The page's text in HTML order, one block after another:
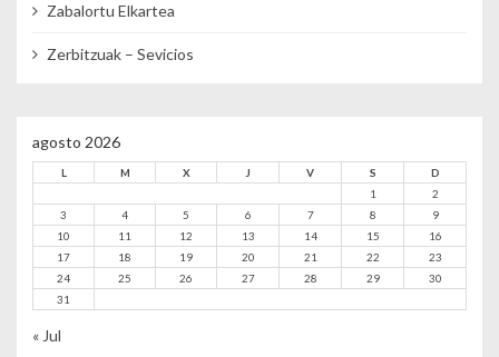
Zabalortu Elkartea
Zerbitzuak – Sevicios
agosto 2026
L M X J V S
D
1
2
3
4 5 6 7 8
9
10
11 12 13 14 15
16
17
18 19 20 21 22
23
24
25 26 27 28 29
30
31
« Jul